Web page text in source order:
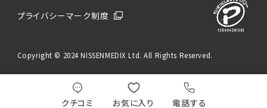
クチコミ お気に入り 電話する
プライバシーマーク制度
Copyright © 2024 NISSENMEDIX Ltd. All Rights Reserved.